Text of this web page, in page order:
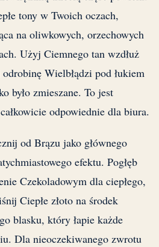
tony w Twoich oczach,
na oliwkowych, orzechowych
Użyj Ciemnego tan wzdłuż
Wielbłądzi pod łukiem
było zmieszane. To jest
odpowiednie dla biura.
od Brązu jako głównego
efektu. Pogłęb
Czekoladowym dla ciepłego,
Ciepłe złoto na środek
blasku, który łapie każde
Dla nieoczekiwanego zwrotu